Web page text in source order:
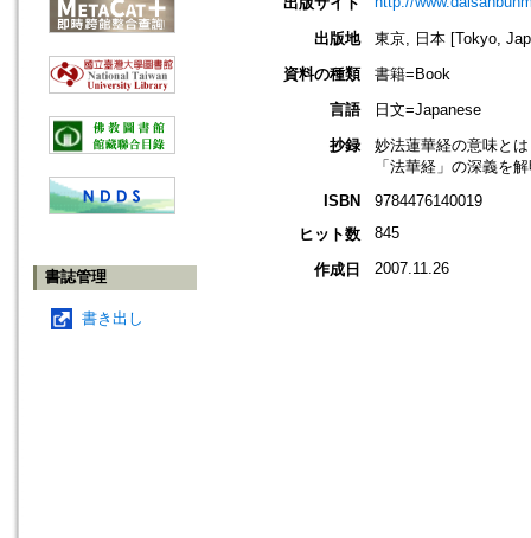
書誌管理
書き出し
出版地
東京, 日本 [Tokyo,
資料の種類
書籍=Book
言語
日文=Japanese
抄録
妙法蓮華経の意味と
「法華経」の深義を
ISBN
9784476140019
ヒット数
845
作成日 2007.11.26